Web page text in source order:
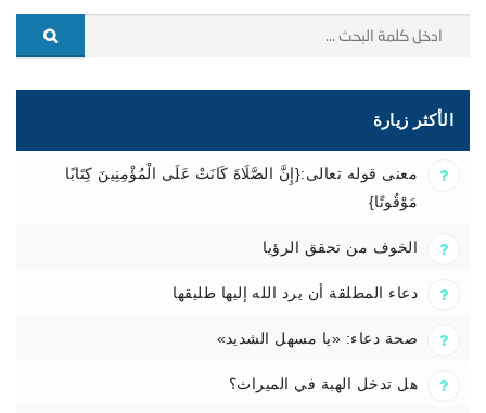
الأكثر زيارة
معنى قوله تعالى:{إِنَّ الصَّلَاةَ كَانَتْ عَلَى الْمُؤْمِنِينَ كِتَابًا
مَوْقُوتًا}
الخوف من تحقق الرؤيا
دعاء المطلقة أن يرد الله إليها طليقها
صحة دعاء: «يا مسهل الشديد»
هل تدخل الهبة في الميراث؟